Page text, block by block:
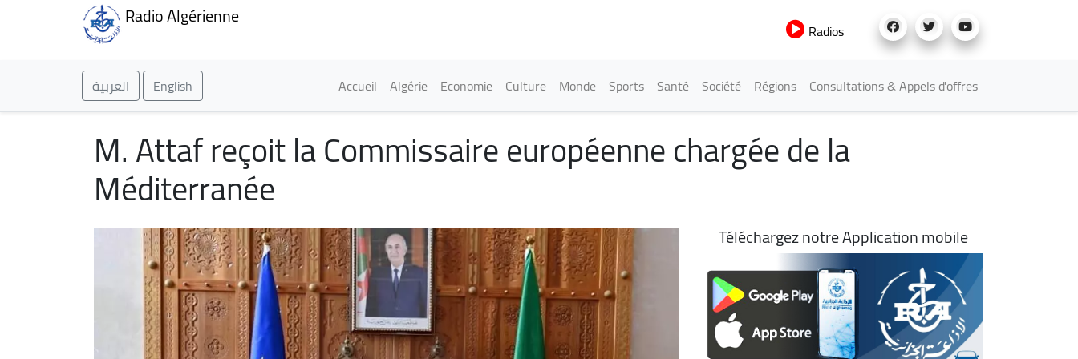
Radio Algérienne
Radios
العربية English Main navigation
Accueil Algérie Economie Culture Monde Sports Santé Société Régions Consultations & Appels d'offres
M. Attaf reçoit la Commissaire européenne chargée de la
Méditerranée
Téléchargez notre Application mobile